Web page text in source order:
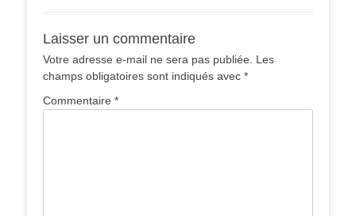
Laisser un commentaire
Votre adresse e-mail ne sera pas publiée.
Les
champs obligatoires sont indiqués avec *
Commentaire *